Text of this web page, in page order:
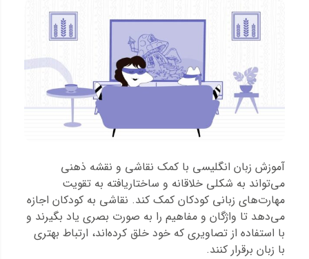
آموزش زبان انگلیسی با کمک نقاشی و نقشه ذهنی
می‌تواند به شکلی خلاقانه و ساختاریافته به تقویت
مهارت‌های زبانی کودکان کمک کند. نقاشی به کودکان اجازه
می‌دهد تا واژگان و مفاهیم را به صورت بصری یاد بگیرند و
با استفاده از تصاویری که خود خلق کرده‌اند، ارتباط بهتری
با زبان برقرار کنند.